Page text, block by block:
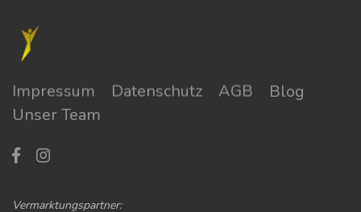
Impressum Datenschutz AGB
Blog
Unser Team
Vermarktungspartner: